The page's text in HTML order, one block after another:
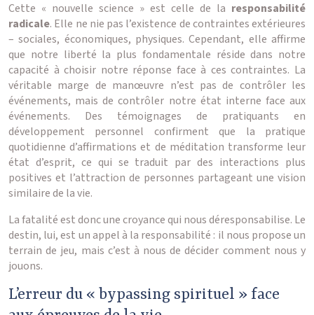
Cette « nouvelle science » est celle de la responsabilité
radicale. Elle ne nie pas l’existence de contraintes extérieures
– sociales, économiques, physiques. Cependant, elle affirme
que notre liberté la plus fondamentale réside dans notre
capacité à choisir notre réponse face à ces contraintes. La
véritable marge de manœuvre n’est pas de contrôler les
événements, mais de contrôler notre état interne face aux
événements. Des témoignages de pratiquants en
développement personnel confirment que la pratique
quotidienne d’affirmations et de méditation transforme leur
état d’esprit, ce qui se traduit par des interactions plus
positives et l’attraction de personnes partageant une vision
similaire de la vie.
La fatalité est donc une croyance qui nous déresponsabilise. Le
destin, lui, est un appel à la responsabilité : il nous propose un
terrain de jeu, mais c’est à nous de décider comment nous y
jouons.
L’erreur du « bypassing spirituel » face